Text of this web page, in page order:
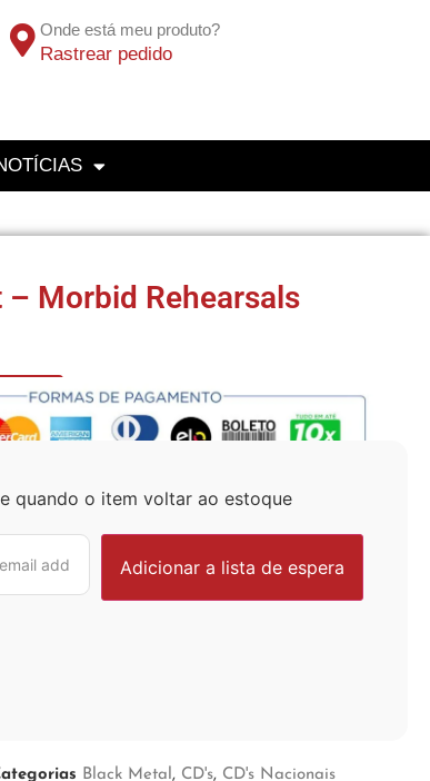
Onde está meu produto?
Rastrear pedido
– Morbid Rehearsals
quando o item voltar ao estoque
Black Metal , CD's, CD's Nacionais